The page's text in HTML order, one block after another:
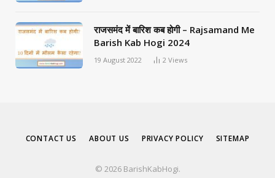
राजसमंद में बारिश कब होगी – Rajsamand Me
Barish Kab Hogi 2024
19 August 2022 2 Views
CONTACT US ABOUT US PRIVACY POLICY SITEMAP
© 2026 BarishKabHogi.